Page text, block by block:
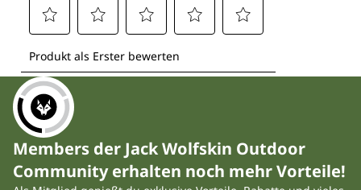
Members der Jack Wolfskin Outdoor
Community erhalten noch mehr Vorteile!